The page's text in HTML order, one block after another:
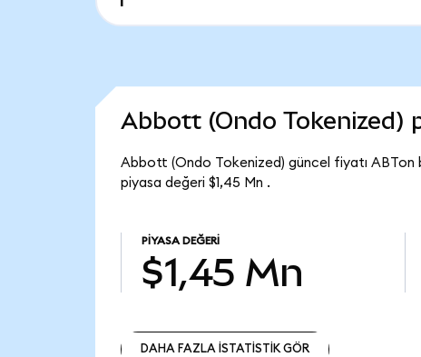
Abbott (Ondo Tokenized)
Abbott (Ondo Tokenized) güncel fiyatı ABTon
piyasa değeri $1,45 Mn .
PIYASA DEĞERI
$1,45 Mn
DAHA FAZLA İSTATİSTİK GÖR